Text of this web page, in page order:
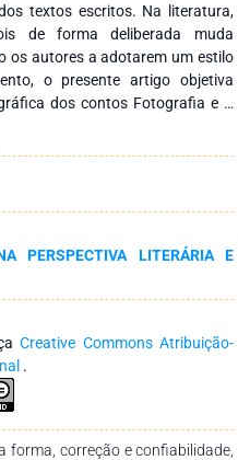
textos escritos. Na literatura,
de forma deliberada muda
os autores a adotarem um estilo
o presente artigo objetiva
dos contos Fotografia e À
Buscamos auxílio teórico nos
Júnior (2006), Nascimento
dialogam acerca das regras
a estilística e que estudam a
é de natureza qualitativa e
os tipos de método indutivo,
mostram que ambos os
que só se tornam possíveis
a pontuação na literatura vai
que ela é utilizada nos
estilística e que contribuem
PERSPECTIVA LITERÁRIA E
Creative Commons Atribuição-
.
forma, correção e confiabilidade,